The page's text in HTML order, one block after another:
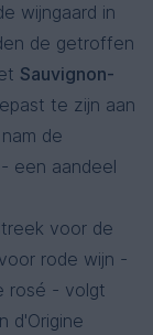
wijngaard in
de getroffen
Sauvignon-
te zijn aan
de
een aandeel
voor de
rode wijn -
rosé - volgt
d'Origine